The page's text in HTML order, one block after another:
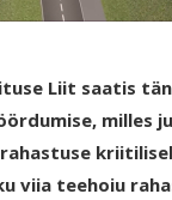
Liit saatis
milles
viia teehoiu